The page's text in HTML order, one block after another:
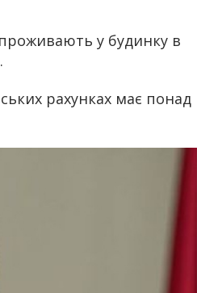
у будинку в
рахунках має понад